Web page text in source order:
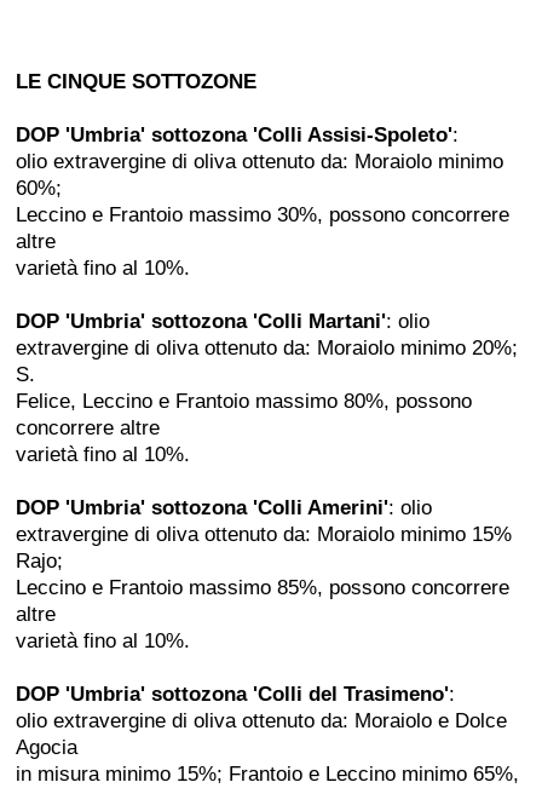
LE CINQUE SOTTOZONE
DOP 'Umbria' sottozona 'Colli Assisi-Spoleto':
olio extravergine di oliva ottenuto da: Moraiolo minimo
60%;
Leccino e Frantoio massimo 30%, possono concorrere
altre
varietà fino al 10%.
DOP 'Umbria' sottozona 'Colli Martani': olio
extravergine di oliva ottenuto da: Moraiolo minimo 20%;
S.
Felice, Leccino e Frantoio massimo 80%, possono
concorrere altre
varietà fino al 10%.
DOP 'Umbria' sottozona 'Colli Amerini': olio
extravergine di oliva ottenuto da: Moraiolo minimo 15%
Rajo;
Leccino e Frantoio massimo 85%, possono concorrere
altre
varietà fino al 10%.
DOP 'Umbria' sottozona 'Colli del Trasimeno':
olio extravergine di oliva ottenuto da: Moraiolo e Dolce
Agocia
in misura minimo 15%; Frantoio e Leccino minimo 65%,